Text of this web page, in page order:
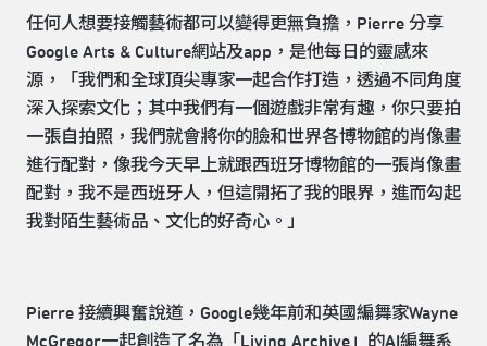
任何人想要接觸藝術都可以變得更無負擔，Pierre 分享
Google Arts & Culture網站及app，是他每日的靈感來
源，「我們和全球頂尖專家一起合作打造，透過不同角度
深入探索文化；其中我們有一個遊戲非常有趣，你只要拍
一張自拍照，我們就會將你的臉和世界各博物館的肖像畫
進行配對，像我今天早上就跟西班牙博物館的一張肖像畫
配對，我不是西班牙人，但這開拓了我的眼界，進而勾起
我對陌生藝術品、文化的好奇心。」
Pierre 接續興奮說道，Google幾年前和英國編舞家Wayne
McGregor一起創造了名為「Living Archive」的AI編舞系